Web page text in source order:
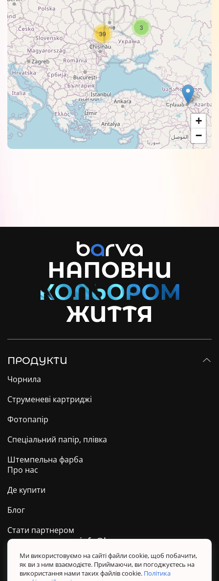
3
39
+
−
НАПОВНИ
ЖИТТЯ
ПРОДУКТИ
Чорнила
Струменеві картриджі
Фотопапір
Спеціальний папір, плівка
Штемпельна фарба
Про нас
Де купити
Блог
Стати партнером
Техпідтримка ТМ BARVA
Політика конфіденційності
info@barva.ua
Ми використовуємо на сайті файли cookie, щоб побачити,
як ви з ним взаємодієте. Приймаючи, ви погоджуєтесь на
використання нами таких файлів cookie. Політика